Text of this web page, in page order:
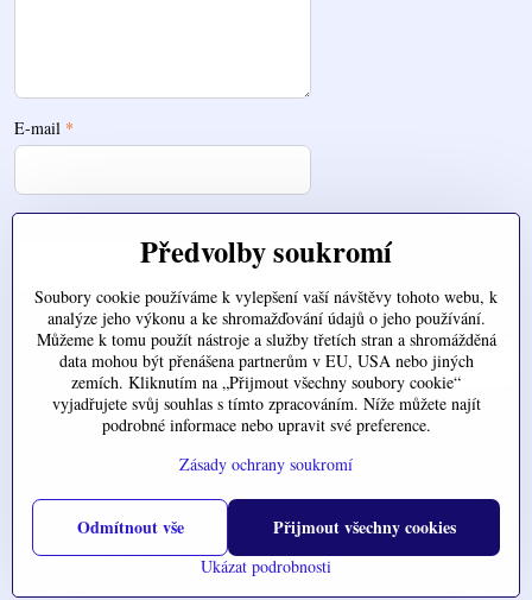
E-mail *
Zde nahrajte váš soubor
©2026CopyrightPředvolby soukromíZásady ochrany soukromí
Vytvořeno systémem:ByznysWeb.cz
Předvolby soukromí
Soubory cookie používáme k vylepšení vaší návštěvy tohoto webu, k
analýze jeho výkonu a ke shromažďování údajů o jeho používání.
Můžeme k tomu použít nástroje a služby třetích stran a shromážděná
data mohou být přenášena partnerům v EU, USA nebo jiných
zemích. Kliknutím na „Přijmout všechny soubory cookie“
vyjadřujete svůj souhlas s tímto zpracováním. Níže můžete najít
podrobné informace nebo upravit své preference.
Zásady ochrany soukromí
Ukázat podrobnosti
Přijmout všechny cookies
Odmítnout vše